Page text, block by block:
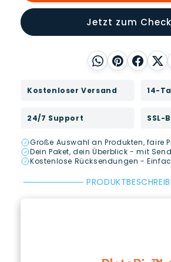
Jetzt zum
WhatsApp
PinterestX
Kostenloser Versand 14-
24/7 Support SSL-
Große Auswahl an Produkten, faire
Dein Paket, dein Überblick - mit
Kostenlose Rücksendungen -